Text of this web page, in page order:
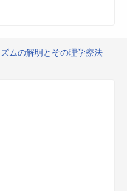
ムの解明とその理学療法